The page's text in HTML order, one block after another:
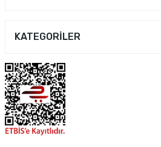
KATEGORİLER